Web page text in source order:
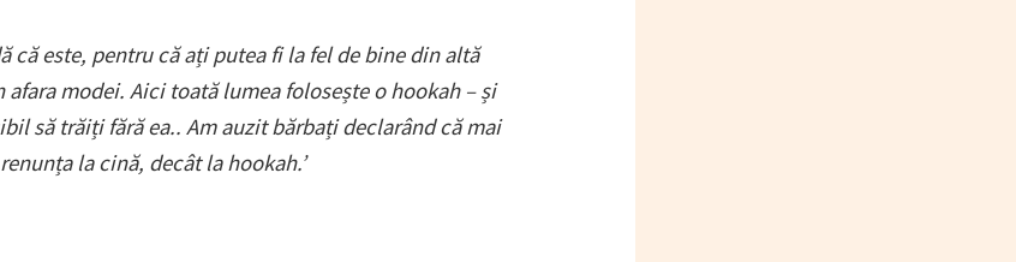
că este, pentru că ați putea fi la fel de bine din altă
afara modei. Aici toată lumea folosește o hookah – și
să trăiți fără ea.. Am auzit bărbați declarând că mai
la cină, decât la hookah.’